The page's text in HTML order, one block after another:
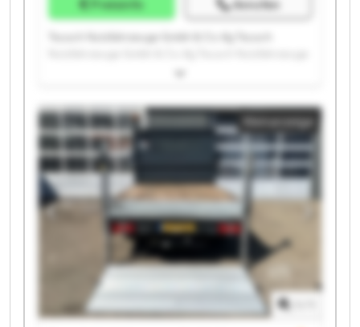
Preisinfo Anrufen
Teusch Nutzfahrzeuge Gmbh & Co. Kg Teusch
Gmbh & Co. Kg Teusch Nutzfahrzeuge Gmbh & Co. Kg
Nutzfahrzeuge Gmbh & Co. Kg Teusch Nutzfahrzeuge
Gmbh & Co. Kg Teusch Nutzfahrzeuge Gmbh & Co. Kg
Teusch Nutzfahrzeuge Gmbh & Co. Kg Teusch
Nutzfahrzeuge Gmbh & Co. Kg Teusch Nutzfahrzeuge
Gmbh & Co. Kg Teusch Nutzfahrzeuge Gmbh & Co. Kg
Teusch Nutzfahrzeuge Gmbh & Co. Kg Teusch
Nutzfahrzeuge Gmbh & Co. Kg Teusch Nutzfahrzeuge
Gmbh & Co. Kg Teusch Nutzfahrzeuge Gmbh & Co. Kg
Teusch Nutzfahrzeuge Gmbh & Co. Kg Teusch
Nutzfahrzeuge Gmbh & Co. Kg Teusch Nutzfahrzeuge
Gmbh & Co. Kg Teusch Nutzfahrzeuge Gmbh & Co. Kg
Kleinanzeige